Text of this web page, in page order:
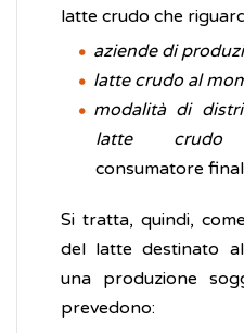
latte crudo che
aziende di
latte crudo al
modalità di
latte crudo
consumatore
Si tratta, quindi,
del latte destinato
una produzione
prevedono: